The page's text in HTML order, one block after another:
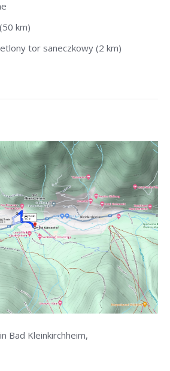
km)
tor saneczkowy (2 km)
Bad Kleinkirchheim,